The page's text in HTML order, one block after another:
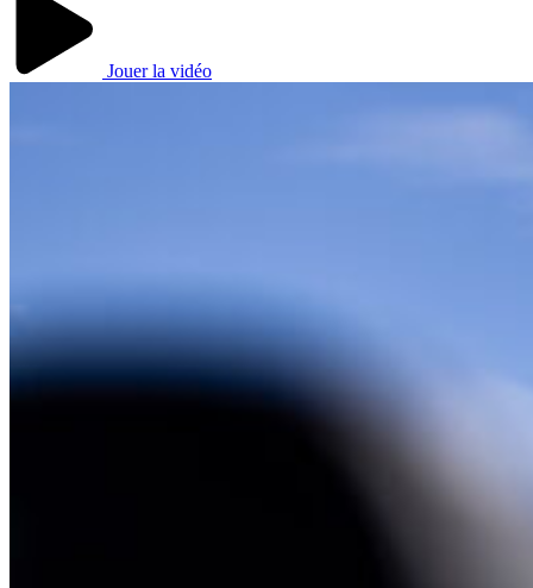
Jouer la vidéo